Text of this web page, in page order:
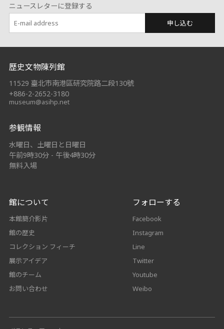
ニュースレターに登録する
申し込む
:::
歷史文物陳列館
11529 臺北市南港區研究院路二段130號
+886-2-2652-3180
museum@asihp.net
参観情報
水曜日、土曜日と日曜日
午前9時30分 - 午後4時30分
無料入場
館について
本館簡介影片
館の歴史
コレクション フィーチ
展示アイデア
館のチーム
お問い合わせ
フォローする
Facebook
Instagram
Line
Twitter
Youtube
Weibo